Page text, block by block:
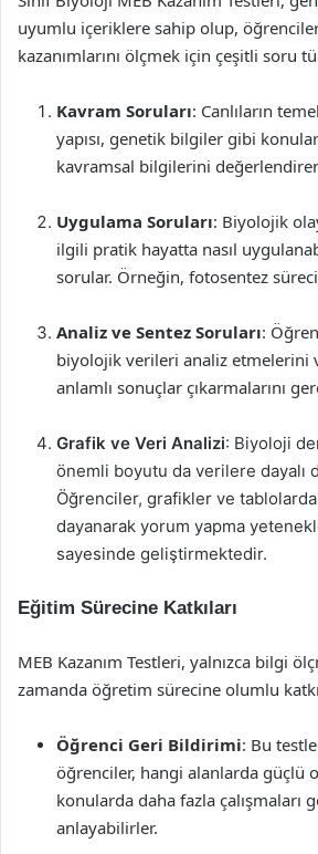
uyumlu içeriklere sahip olup,
kazanımlarını ölçmek için çeşitli soru
Kavram Soruları: Canlıların
yapısı, genetik bilgiler gibi
kavramsal bilgilerini
Uygulama Soruları: Biyolojik
ilgili pratik hayatta nasıl
sorular. Örneğin, fotosentez
Analiz ve Sentez Soruları:
biyolojik verileri analiz etmelerini
anlamlı sonuçlar çıkarmalarını
Grafik ve Veri Analizi: Biyoloji
önemli boyutu da verilere dayalı
Öğrenciler, grafikler ve
dayanarak yorum yapma
sayesinde geliştirmektedir.
Eğitim Sürecine Katkıları
MEB Kazanım Testleri, yalnızca bilgi
zamanda öğretim sürecine olumlu
Öğrenci Geri Bildirimi: Bu
öğrenciler, hangi alanlarda güçlü
konularda daha fazla çalışmaları
anlayabilirler.